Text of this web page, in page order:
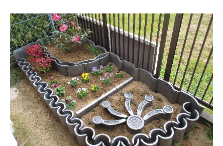
会社概要
会社沿革
経営理念
地図と主な営業範囲
技術者と認可
匠の紹介